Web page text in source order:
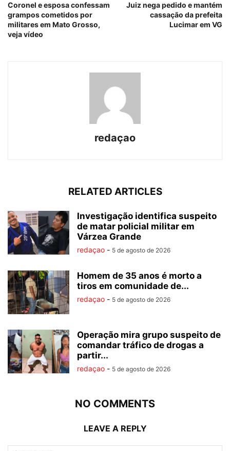
Coronel e esposa confessam
grampos cometidos por
militares em Mato Grosso,
veja vídeo
Juiz nega pedido e mantém
cassação da prefeita
Lucimar em VG
redaçao
RELATED ARTICLES
Investigação identifica suspeito
de matar policial militar em
Várzea Grande
redaçao - 5 de agosto de 2026
Homem de 35 anos é morto a
tiros em comunidade de...
redaçao - 5 de agosto de 2026
Operação mira grupo suspeito de
comandar tráfico de drogas a
partir...
redaçao - 5 de agosto de 2026
NO COMMENTS
LEAVE A REPLY